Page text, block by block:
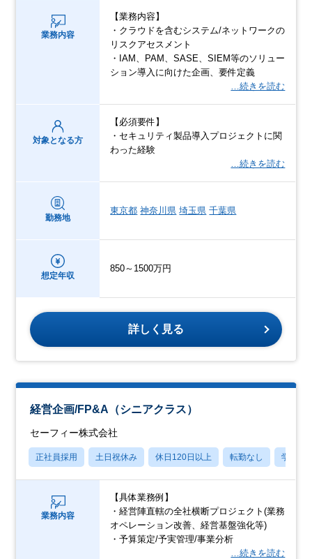
業務内容
【業務内容】
・クラウドを含むシステム/ネットワークの
リスクアセスメント
・IAM、PAM、SASE、SIEM等のソリュー
ション導入に向けた企画、要件定義
…続きを読む
対象となる方
【必須要件】
・セキュリティ製品導入プロジェクトに関
わった経験
…続きを読む
勤務地
東京都 神奈川県 埼玉県 千葉県
想定年収
850～1500万円
詳しく見る
経営企画/FP&A（シニアクラス）
セーフィー株式会社
正社員採用 土日祝休み 休日120日以上 転勤なし 学歴不
業務内容
【具体業務例】
・経営陣直轄の全社横断プロジェクト(業務
オペレーション改善、経営基盤強化等)
・予算策定/予実管理/事業分析
…続きを読む